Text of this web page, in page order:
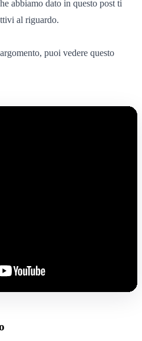
abbiamo dato in questo post ti
al riguardo.
puoi vedere questo